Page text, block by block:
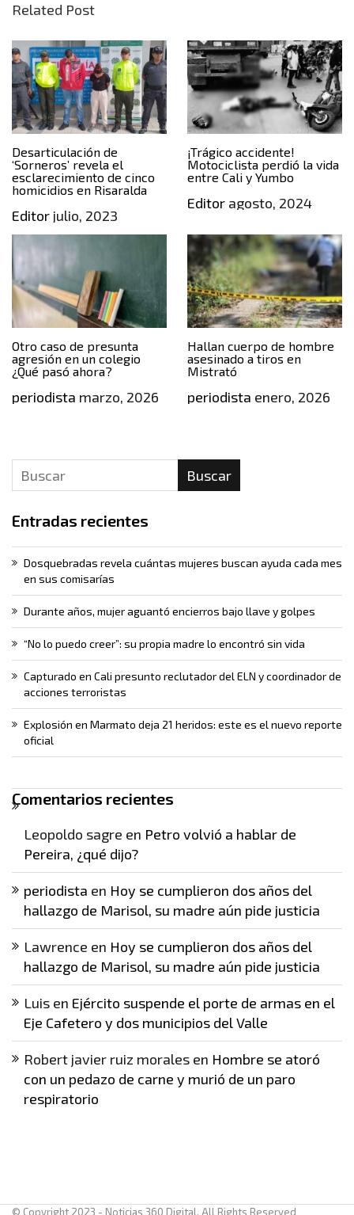
Related Post
Desarticulación de
‘Sorneros’ revela el
esclarecimiento de cinco
homicidios en Risaralda
Editor julio, 2023
¡Trágico accidente!
Motociclista perdió la vida
entre Cali y Yumbo
Editoragosto, 2024
Otro caso de presunta
agresión en un colegio
¿Qué pasó ahora?
periodista marzo, 2026
Hallan cuerpo de hombre
asesinado a tiros en
Mistrató
periodista enero, 2026
Buscar
Entradas recientes
Dosquebradas revela cuántas mujeres buscan ayuda cada mes
en sus comisarías
Durante años, mujer aguantó encierros bajo llave y golpes
“No lo puedo creer”: su propia madre lo encontró sin vida
Capturado en Cali presunto reclutador del ELN y coordinador de
acciones terroristas
Explosión en Marmato deja 21 heridos: este es el nuevo reporte
oficial
Comentarios recientes
Leopoldo sagre en Petro volvió a hablar de
Pereira, ¿qué dijo?
periodista en Hoy se cumplieron dos años del
hallazgo de Marisol, su madre aún pide justicia
Lawrence en Hoy se cumplieron dos años del
hallazgo de Marisol, su madre aún pide justicia
Luis en Ejército suspende el porte de armas en el
Eje Cafetero y dos municipios del Valle
Robert javier ruiz morales en Hombre se atoró
con un pedazo de carne y murió de un paro
respiratorio
© Copyright 2023 - Noticias 360 Digital. All Rights Reserved